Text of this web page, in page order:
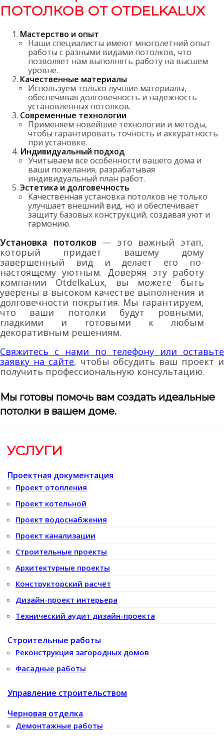
ПОТОЛКОВ ОТ OTDELKALUX
Мастерство и опыт
Наши специалисты имеют многолетний опыт
работы с разными видами потолков, что
позволяет нам выполнять работу на высшем
уровне.
Качественные материалы
Используем только лучшие материалы,
обеспечивая долговечность и надежность
установленных потолков.
Современные технологии
Применяем новейшие технологии и методы,
чтобы гарантировать точность и аккуратность
при установке.
Индивидуальный подход
Учитываем все особенности вашего дома и
ваши пожелания, разрабатывая
индивидуальный план работ.
Эстетика и долговечность
Качественная установка потолков не только
улучшает внешний вид, но и обеспечивает
защиту базовых конструкций, создавая уют и
гармонию.
Установка потолков — это важный этап,
который придает вашему дому
завершенный вид и делает его по-
настоящему уютным. Доверяя эту работу
компании OtdelkaLux, вы можете быть
уверены в высоком качестве выполнения и
долговечности покрытия. Мы гарантируем,
что ваши потолки будут ровными,
гладкими и готовыми к любым
декоративным решениям.
Свяжитесь с нами по телефону или оставьте
заявку на сайте, чтобы обсудить ваш проект и
получить профессиональную консультацию.
Мы готовы помочь вам создать идеальные
потолки в вашем доме.
УСЛУГИ
Проектная документация
Проект отопления
Проект котельной
Проект водоснабжения
Проект канализации
Строительные проекты
Архитектурные проекты
Конструкторский расчёт
Дизайн-проект интерьера
Технический аудит дизайн-проекта
Строительные работы
Реконструкция загородных домов
Фасадные работы
Управление строительством
Черновая отделка
Демонтажные работы